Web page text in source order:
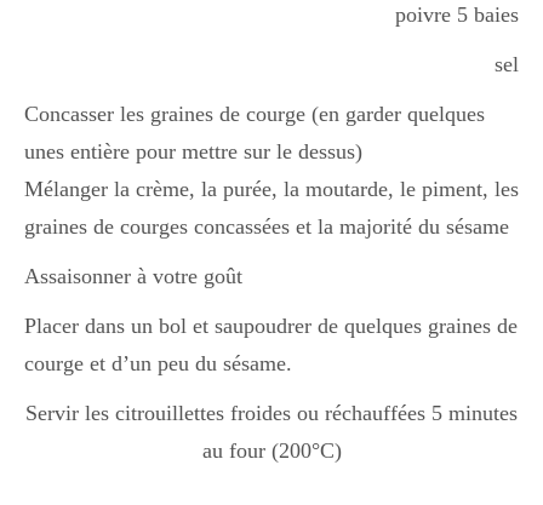
poivre 5 baies
sel
Concasser les graines de courge (en garder quelques
unes entière pour mettre sur le dessus)
Mélanger la crème, la purée, la moutarde, le piment, les
graines de courges concassées et la majorité du sésame
Assaisonner à votre goût
Placer dans un bol et saupoudrer de quelques graines de
courge et d’un peu du sésame.
Servir les citrouillettes froides ou réchauffées 5 minutes
au four (200°C)